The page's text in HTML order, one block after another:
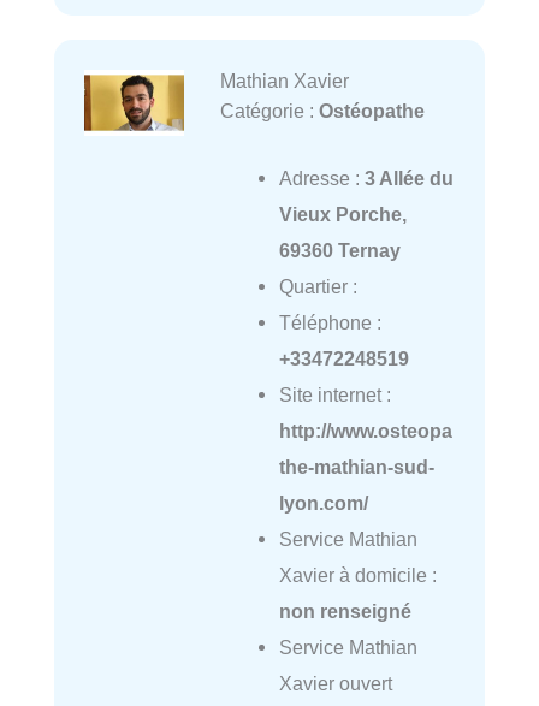
Mathian Xavier
Catégorie : Ostéopathe
Adresse : 3 Allée du
Vieux Porche,
69360 Ternay
Quartier :
Téléphone :
+33472248519
Site internet :
http://www.osteopa
the-mathian-sud-
lyon.com/
Service Mathian
Xavier à domicile :
non renseigné
Service Mathian
Xavier ouvert